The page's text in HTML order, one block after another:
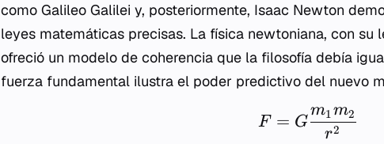
como Galileo Galilei y, posteriormente, Isaac Newton
leyes matemáticas precisas. La física newtoniana, con su
ofreció un modelo de coherencia que la filosofía debía
fuerza fundamental ilustra el poder predictivo del nuevo
F = G
r2
m1m2